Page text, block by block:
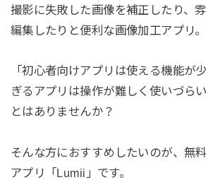
撮影に失敗した画像を補正したり、
編集したりと便利な画像加工アプリ。
「初心者向けアプリは使える機能が
ぎるアプリは操作が難しく使いづら
とはありませんか？
そんな方におすすめしたいのが、無
アプリ「Lumii」です。